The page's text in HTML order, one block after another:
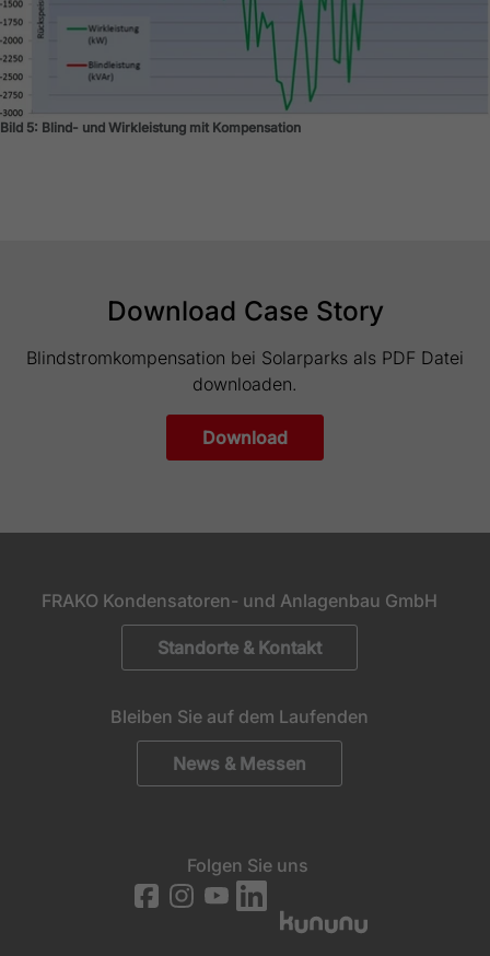
Bild 5: Blind- und Wirkleistung mit Kompensation
Download Case Story
Blindstromkompensation bei Solarparks als PDF Datei
downloaden.
Download
FRAKO Kondensatoren- und Anlagenbau GmbH
Standorte & Kontakt
Bleiben Sie auf dem Laufenden
News & Messen
Folgen Sie uns